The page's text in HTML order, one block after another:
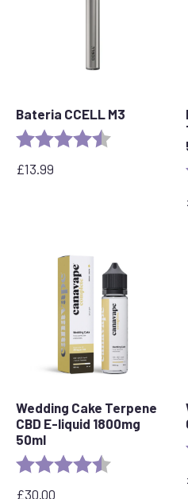
Bateria CCELL M3
Ocena: 4,7 na 5
£13.99
Wedding Cake Terpene
CBD E-liquid 1800mg
50ml
Ocena: 4,8 na 5
£30.00